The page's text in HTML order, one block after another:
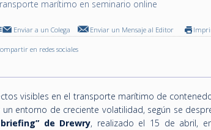
marítimo en seminario online
Enviar a un Colega Enviar un Mensaje al Editor
en redes sociales
visibles en el transporte marítimo de
entorno de creciente volatilidad, según se
de Drewry, realizado el 15 de abril,